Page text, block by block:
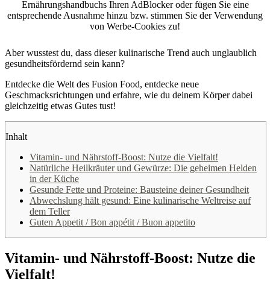
Ernährungshandbuchs Ihren AdBlocker oder fügen Sie eine
entsprechende Ausnahme hinzu bzw. stimmen Sie der Verwendung
von Werbe-Cookies zu!
Aber wusstest du, dass dieser kulinarische Trend auch unglaublich
gesundheitsfördernd sein kann?
Entdecke die Welt des Fusion Food, entdecke neue
Geschmacksrichtungen und erfahre, wie du deinem Körper dabei
gleichzeitig etwas Gutes tust!
Inhalt
Vitamin- und Nährstoff-Boost: Nutze die Vielfalt!
Natürliche Heilkräuter und Gewürze: Die geheimen Helden
in der Küche
Gesunde Fette und Proteine: Bausteine deiner Gesundheit
Abwechslung hält gesund: Eine kulinarische Weltreise auf
dem Teller
Guten Appetit / Bon appétit / Buon appetito
Vitamin- und Nährstoff-Boost: Nutze die
Vielfalt!